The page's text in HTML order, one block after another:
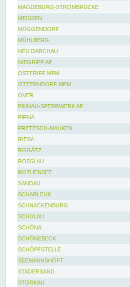
MAGDEBURG-STROMBRÜCKE
MEISSEN
MÜGGENDORF
MÜHLBERG
NEU DARCHAU
NIEGRIPP AP
OSTERIFF MPM
OTTERNDORF MPM
OVER
PINNAU-SPERRWERK AP
PIRNA
PRETZSCH-MAUKEN
RIESA
ROGÄTZ
ROSSLAU
ROTHENSEE
SANDAU
SCHARLEUK
SCHNACKENBURG
SCHULAU
SCHÖNA
SCHÖNEBECK
SCHÖPFSTELLE
SEEMANNSHÖFT
STADERSAND
STORKAU